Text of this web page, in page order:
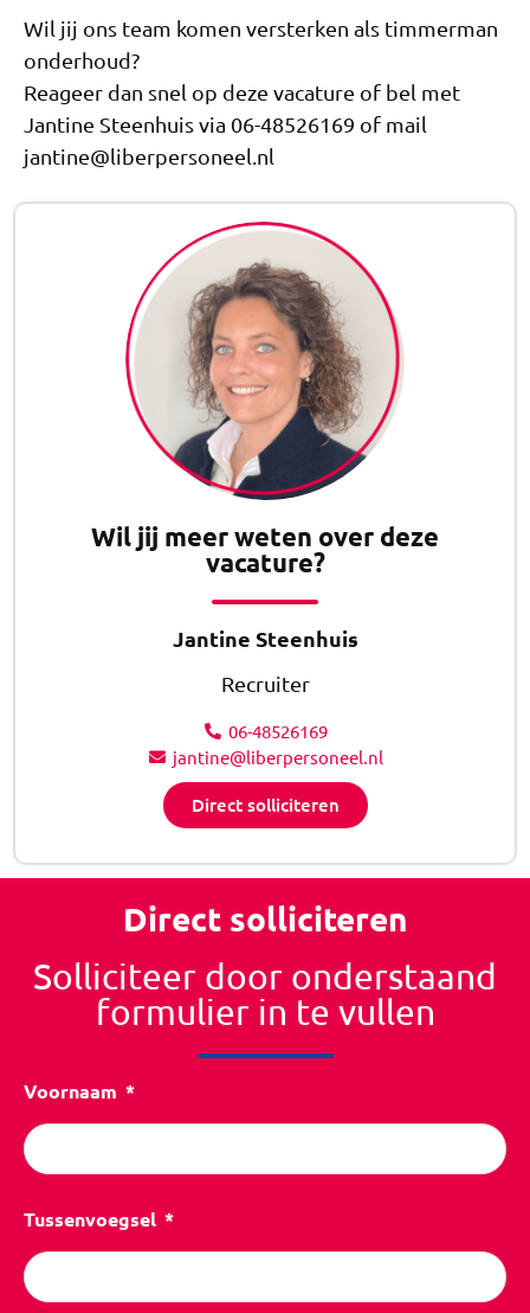
Wil jij ons team komen versterken als timmerman
onderhoud?
Reageer dan snel op deze vacature of bel met
Jantine Steenhuis via 06-48526169 of mail
jantine@liberpersoneel.nl
Wil jij meer weten over deze
vacature?
Jantine Steenhuis
Recruiter
06-48526169
jantine@liberpersoneel.nl
Direct solliciteren
Direct solliciteren
Solliciteer door onderstaand
formulier in te vullen
Voornaam
Tussenvoegsel